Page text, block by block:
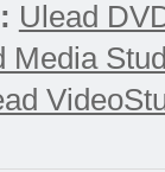
Ulead
Media